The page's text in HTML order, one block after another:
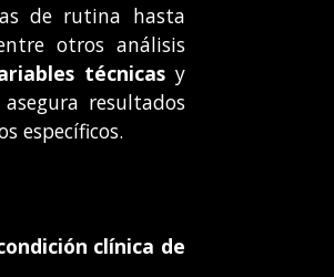
de rutina hasta
otros análisis
técnicasy
resultados
específicos.
clínica de